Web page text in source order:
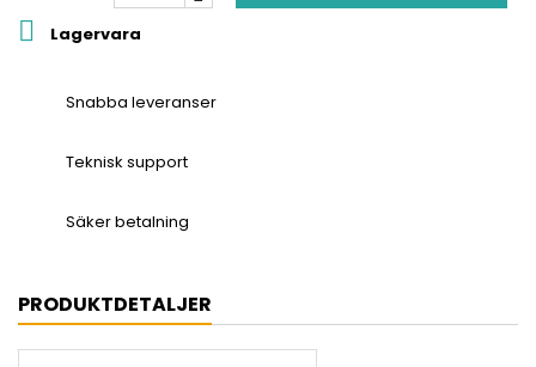
 Lagervara
Snabba leveranser
Teknisk support
Säker betalning
PRODUKTDETALJER